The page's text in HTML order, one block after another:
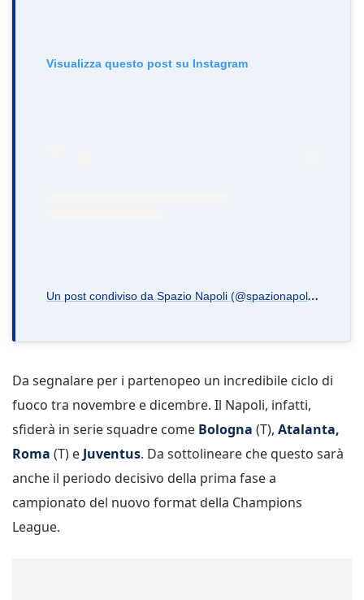
Visualizza questo post su Instagram
U
n post condiviso da Spazio Napoli (@spazionapoli.it)
Da segnalare per i partenopeo un incredibile ciclo di
fuoco tra novembre e dicembre. Il Napoli, infatti,
sfiderà in serie squadre come Bologna (T), Atalanta,
Roma (T) e Juventus. Da sottolineare che questo sarà
anche il periodo decisivo della prima fase a
campionato del nuovo format della Champions
League.